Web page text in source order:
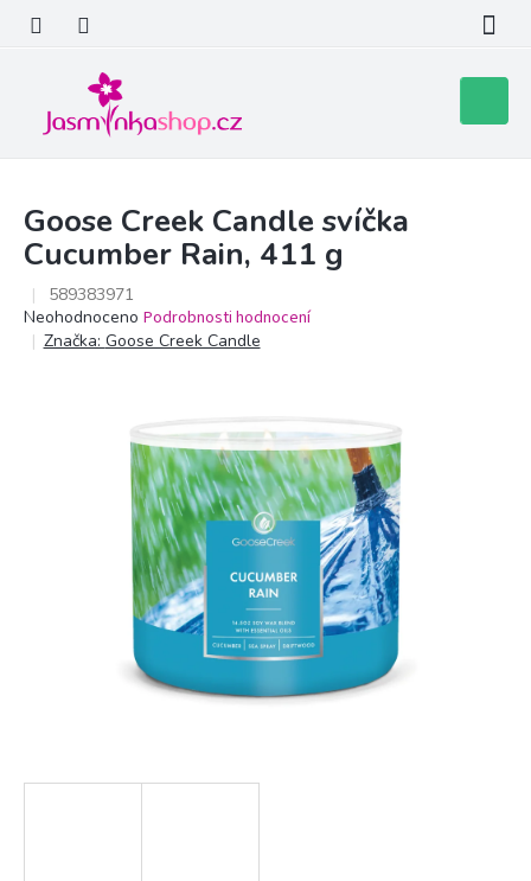
obsah
košík
Goose Creek Candle svíčka
Cucumber Rain, 411 g
589383971
Průměrné
hodnocení
Neohodnoceno Podrobnosti hodnocení
Značka: Goose Creek Candle